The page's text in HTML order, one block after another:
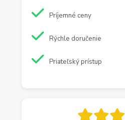
Príjemné ceny
Rýchle doručenie
Priateľský prístup